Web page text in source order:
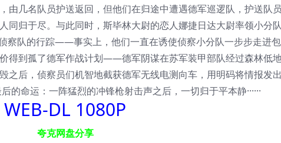
由几名队员护送返回，但他们在归途中遭遇德军巡逻队，护送队
同归于尽。与此同时，斯毕林大尉的恋人娜捷日达大尉率领小分
察队的行踪——事实上，他们一直在诱使侦察小分队一步步走进
得到孤了德军作战计划——德军阴谋在苏军装甲部队经过森林低
之后，侦察员们机智地截获德军无线电测向车，用明码将情报发出
命运：一阵猛烈的冲锋枪射击声之后，一切归于平本静······
WEB-DL 1080P
夸克网盘分享